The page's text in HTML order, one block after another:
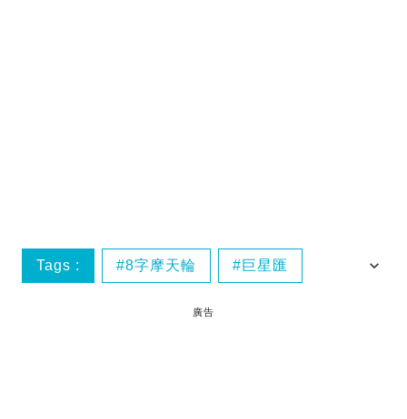
Tags : 8字摩天輪 巨星匯
新濠影滙
廣告